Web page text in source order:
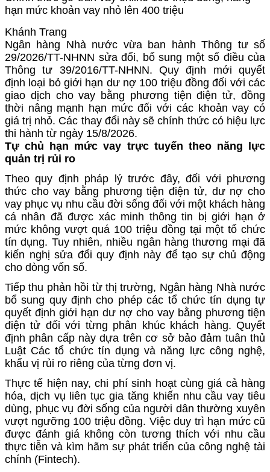
hạn mức khoản vay nhỏ lên 400 triệu
Khánh Trang
Ngân hàng Nhà nước vừa ban hành Thông tư số
29/2026/TT-NHNN sửa đổi, bổ sung một số điều của
Thông tư 39/2016/TT-NHNN. Quy định mới quyết
định loại bỏ giới hạn dư nợ 100 triệu đồng đối với các
giao dịch cho vay bằng phương tiện điện tử, đồng
thời nâng mạnh hạn mức đối với các khoản vay có
giá trị nhỏ. Các thay đổi này sẽ chính thức có hiệu lực
thi hành từ ngày 15/8/2026.
Tự chủ hạn mức vay trực tuyến theo năng lực
quản trị rủi ro
Theo quy định pháp lý trước đây, đối với phương
thức cho vay bằng phương tiện điện tử, dư nợ cho
vay phục vụ nhu cầu đời sống đối với một khách hàng
cá nhân đã được xác minh thông tin bị giới hạn ở
mức không vượt quá 100 triệu đồng tại một tổ chức
tín dụng. Tuy nhiên, nhiều ngân hàng thương mại đã
kiến nghị sửa đổi quy định này để tạo sự chủ động
cho dòng vốn số.
Tiếp thu phản hồi từ thị trường, Ngân hàng Nhà nước
bổ sung quy định cho phép các tổ chức tín dụng tự
quyết định giới hạn dư nợ cho vay bằng phương tiện
điện tử đối với từng phân khúc khách hàng. Quyết
định phân cấp này dựa trên cơ sở bảo đảm tuân thủ
Luật Các tổ chức tín dụng và năng lực công nghệ,
khẩu vị rủi ro riêng của từng đơn vị.
Thực tế hiện nay, chi phí sinh hoạt cùng giá cả hàng
hóa, dịch vụ liên tục gia tăng khiến nhu cầu vay tiêu
dùng, phục vụ đời sống của người dân thường xuyên
vượt ngưỡng 100 triệu đồng. Việc duy trì hạn mức cũ
được đánh giá không còn tương thích với nhu cầu
thực tiễn và kìm hãm sự phát triển của công nghệ tài
chính (Fintech).